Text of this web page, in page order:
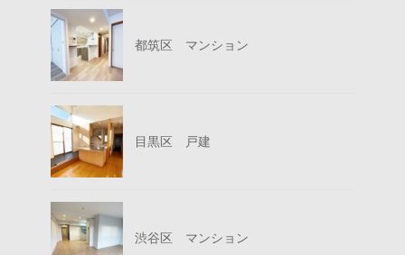
都筑区 マンション
目黒区 戸建
渋谷区 マンション